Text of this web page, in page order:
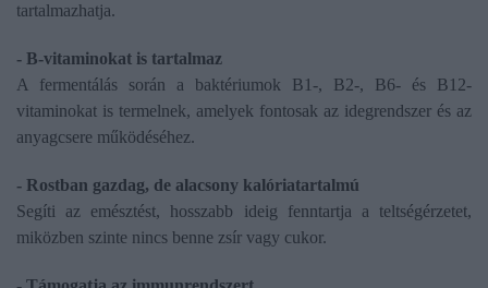
tartalmazhatja.
- B-vitaminokat is tartalmaz
A fermentálás során a baktériumok B1-, B2-, B6- és B12-
vitaminokat is termelnek, amelyek fontosak az idegrendszer és az
anyagcsere működéséhez.
- Rostban gazdag, de alacsony kalóriatartalmú
Segíti az emésztést, hosszabb ideig fenntartja a teltségérzetet,
miközben szinte nincs benne zsír vagy cukor.